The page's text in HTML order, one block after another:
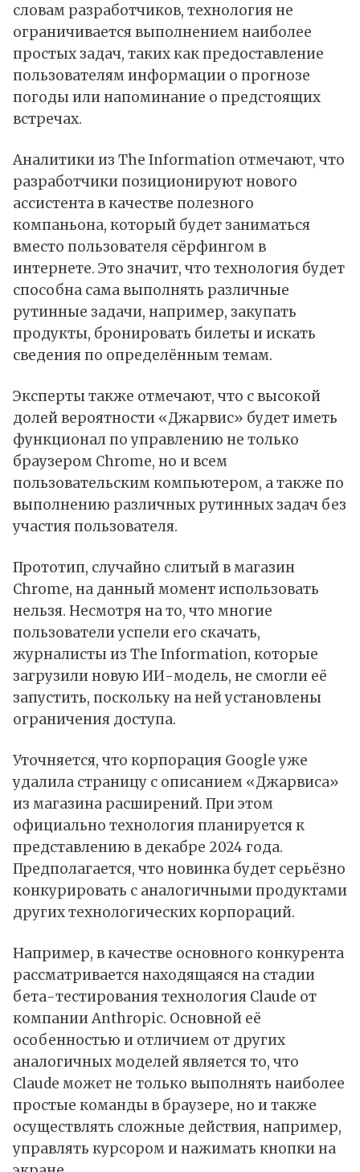
словам разработчиков, технология не
ограничивается выполнением наиболее
простых задач, таких как предоставление
пользователям информации о прогнозе
погоды или напоминание о предстоящих
встречах.
Аналитики из The Information отмечают, что
разработчики позиционируют нового
ассистента в качестве полезного
компаньона, который будет заниматься
вместо пользователя сёрфингом в
интернете. Это значит, что технология будет
способна сама выполнять различные
рутинные задачи, например, закупать
продукты, бронировать билеты и искать
сведения по определённым темам.
Эксперты также отмечают, что с высокой
долей вероятности «Джарвис» будет иметь
функционал по управлению не только
браузером Chrome, но и всем
пользовательским компьютером, а также по
выполнению различных рутинных задач без
участия пользователя.
Прототип, случайно слитый в магазин
Chrome, на данный момент использовать
нельзя. Несмотря на то, что многие
пользователи успели его скачать,
журналисты из The Information, которые
загрузили новую ИИ-модель, не смогли её
запустить, поскольку на ней установлены
ограничения доступа.
Уточняется, что корпорация Google уже
удалила страницу с описанием «Джарвиса»
из магазина расширений. При этом
официально технология планируется к
представлению в декабре 2024 года.
Предполагается, что новинка будет серьёзно
конкурировать с аналогичными продуктами
других технологических корпораций.
Например, в качестве основного конкурента
рассматривается находящаяся на стадии
бета-тестирования технология Claude от
компании Anthropic. Основной её
особенностью и отличием от других
аналогичных моделей является то, что
Claude может не только выполнять наиболее
простые команды в браузере, но и также
осуществлять сложные действия, например,
управлять курсором и нажимать кнопки на